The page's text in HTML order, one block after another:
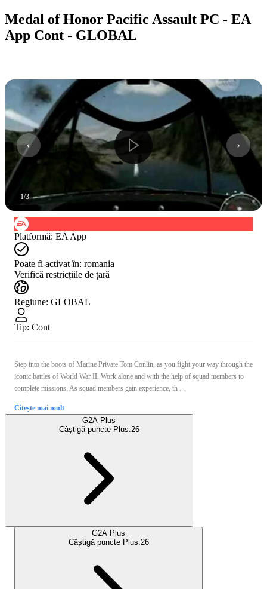
Medal of Honor Pacific Assault PC - EA
App Cont - GLOBAL
1/3
Platformă: EA App
Poate fi activat în: romania
Verifică restricțiile de țară
Regiune: GLOBAL
Tip: Cont
Step into the boots of Marine Private Tom Conlin, as you fight your way through the
iconic battles of World War II. Work alone and with the help of squad members to
complete missions. As squad members gain experience, th ...
Citește mai mult
G2A Plus
Câștigă puncte Plus:26
G2A Plus
Câștigă puncte Plus:26